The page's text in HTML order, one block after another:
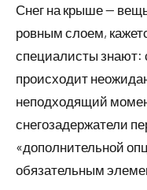
Снег на крыше —
ровным слоем,
специалисты знают:
происходит
неподходящий
снегозадержатели
«дополнительной
обязательным